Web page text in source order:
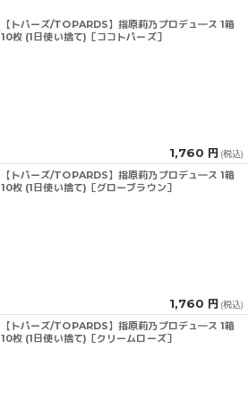
【トパーズ/TOPARDS】指原莉乃プロデュ―ス 1箱
10枚 (1日使い捨て)［ココトパーズ］
1,760 円 (税込)
【トパーズ/TOPARDS】指原莉乃プロデュ―ス 1箱
10枚 (1日使い捨て)［グローブラウン］
1,760 円 (税込)
【トパーズ/TOPARDS】指原莉乃プロデュ―ス 1箱
10枚 (1日使い捨て)［クリームローズ］